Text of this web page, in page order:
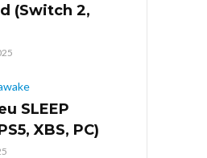
(Switch 2,
SLEEP
XBS, PC)